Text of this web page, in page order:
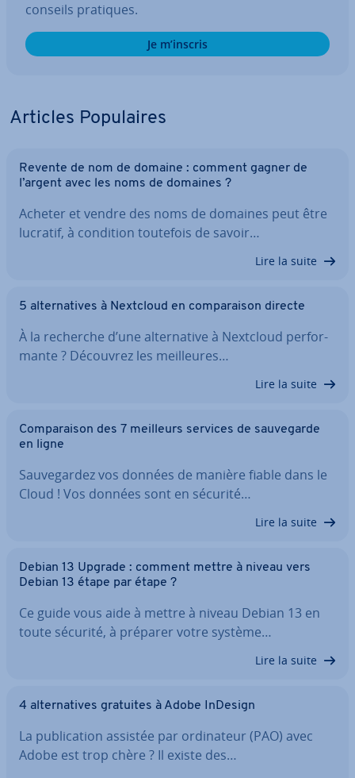
conseils pratiques.
Je m’inscris
Articles Po­pu­laires
Revente de nom de domaine : comment gagner de
l’argent avec les noms de domaines ?
Acheter et vendre des noms de domaines peut être
lucratif, à condition toutefois de savoir…
Lire la suite
5 al­ter­na­tives à Nextcloud en com­pa­rai­son directe
À la recherche d’une al­ter­na­tive à Nextcloud per­for­
mante ? Découvrez les meil­leures…
Lire la suite
Com­pa­rai­son des 7 meilleurs services de sau­ve­garde
en ligne
Sau­ve­gar­dez vos données de manière fiable dans le
Cloud ! Vos données sont en sécurité…
Lire la suite
Debian 13 Upgrade : comment mettre à niveau vers
Debian 13 étape par étape ?
Ce guide vous aide à mettre à niveau Debian 13 en
toute sécurité, à préparer votre système…
Lire la suite
4 al­ter­na­tives gratuites à Adobe InDesign
La pu­bli­ca­tion assistée par or­di­na­teur (PAO) avec
Adobe est trop chère ? Il existe des…